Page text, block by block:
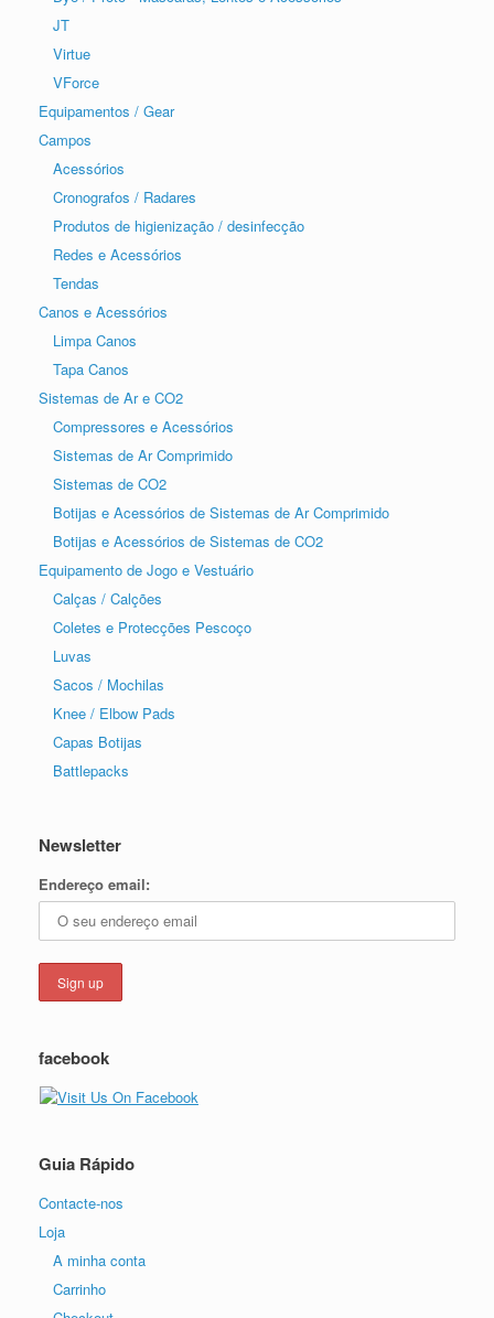
JT
Virtue
VForce
Equipamentos / Gear
Campos
Acessórios
Cronografos / Radares
Produtos de higienização / desinfecção
Redes e Acessórios
Tendas
Canos e Acessórios
Limpa Canos
Tapa Canos
Sistemas de Ar e CO2
Compressores e Acessórios
Sistemas de Ar Comprimido
Sistemas de CO2
Botijas e Acessórios de Sistemas de Ar Comprimido
Botijas e Acessórios de Sistemas de CO2
Equipamento de Jogo e Vestuário
Calças / Calções
Coletes e Protecções Pescoço
Luvas
Sacos / Mochilas
Knee / Elbow Pads
Capas Botijas
Battlepacks
Newsletter
Endereço email:
facebook
Guia Rápido
Contacte-nos
Loja
A minha conta
Carrinho